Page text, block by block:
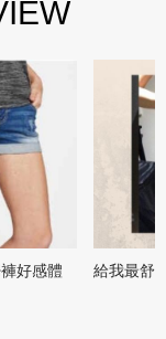
好感體
給我最舒